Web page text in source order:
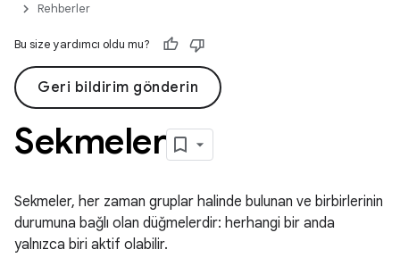
Rehberler
Bu size yardımcı oldu mu?
Geri bildirim gönderin
Sekmeler
Sekmeler, her zaman gruplar halinde bulunan ve birbirlerinin
durumuna bağlı olan düğmelerdir: herhangi bir anda
yalnızca biri aktif olabilir.